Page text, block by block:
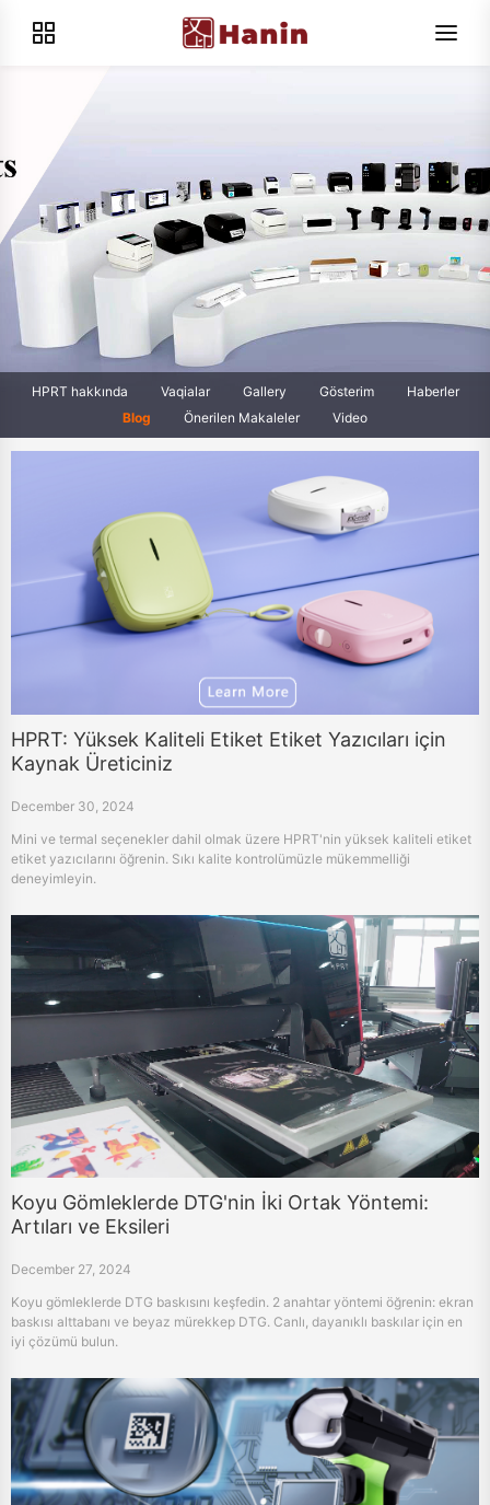
HPRT hakkında Vaqialar Gallery Gösterim
Haberler
Blog
Önerilen Makaleler Video
HPRT: Yüksek Kaliteli Etiket Etiket Yazıcıları için
Kaynak Üreticiniz
December 30, 2024
Mini ve termal seçenekler dahil olmak üzere HPRT'nin yüksek kaliteli etiket
etiket yazıcılarını öğrenin. Sıkı kalite kontrolümüzle mükemmelliği
deneyimleyin.
Koyu Gömleklerde DTG'nin İki Ortak Yöntemi:
Artıları ve Eksileri
December 27, 2024
Koyu gömleklerde DTG baskısını keşfedin. 2 anahtar yöntemi öğrenin: ekran
baskısı alttabanı ve beyaz mürekkep DTG. Canlı, dayanıklı baskılar için en
iyi çözümü bulun.